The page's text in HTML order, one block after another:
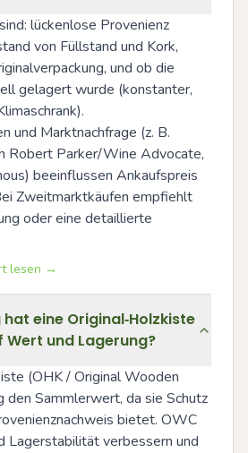
lückenlose Provenienz
von Füllstand und Kork,
und ob die
gelagert wurde (konstanter,
und Marktnachfrage (z. B.
Robert Parker/Wine Advocate,
beeinflussen Ankaufspreis
Zweitmarktkäufen empfiehlt
oder eine detaillierte
lesen →
eine Original‑Holzkiste
Wert und Lagerung?
(OHK / Original Wooden
den Sammlerwert, da sie Schutz
bietet. OWC
Lagerstabilität verbessern und